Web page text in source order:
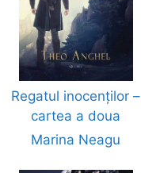
Regatul inocenților –
cartea a doua
Marina Neagu